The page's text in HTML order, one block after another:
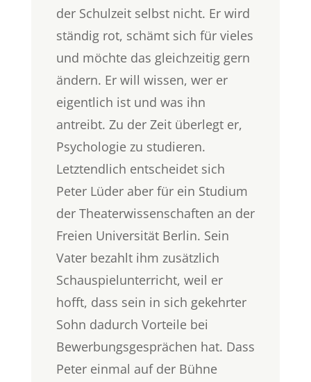
der Schulzeit selbst nicht. Er wird
ständig rot, schämt sich für vieles
und möchte das gleichzeitig gern
ändern. Er will wissen, wer er
eigentlich ist und was ihn
antreibt. Zu der Zeit überlegt er,
Psychologie zu studieren.
Letztendlich entscheidet sich
Peter Lüder aber für ein Studium
der Theaterwissenschaften an der
Freien Universität Berlin. Sein
Vater bezahlt ihm zusätzlich
Schauspielunterricht, weil er
hofft, dass sein in sich gekehrter
Sohn dadurch Vorteile bei
Bewerbungsgesprächen hat. Dass
Peter einmal auf der Bühne